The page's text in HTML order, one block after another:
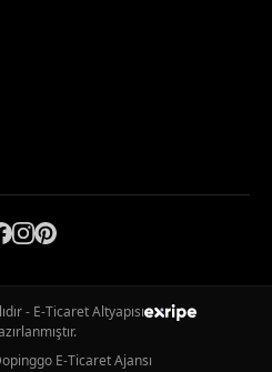
- E-Ticaret Altyapısı
E-Ticaret Ajansı